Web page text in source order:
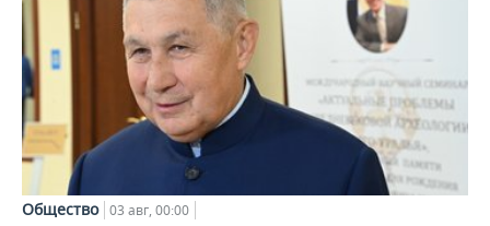
Общество 03 авг, 00:00